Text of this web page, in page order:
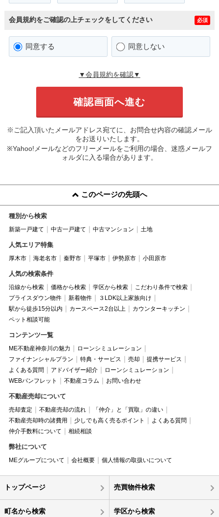
会員規約をご確認の上チェックをしてください 必須
同意する 同意しない
▼会員規約を確認▼
※ご記入頂いたメールアドレス宛てに、お問合せ内容の確認メール
をお送りいたします。
※Yahoo!メールなどのフリーメールをご利用の場合、迷惑メールフ
ォルダに入る場合があります。
このページの先頭へ
種別から検索
新築一戸建て 中古一戸建て 中古マンション 土地
人気エリア特集
厚木市 海老名市 秦野市 平塚市 伊勢原市 小田原市
人気の検索条件
沿線から検索 価格から検索 学区から検索
こだわり条件で検索
プライスダウン物件
新着物件
３LDK以上家族向け
駅から徒歩15分以内
カースペース2台以上
カウンターキッチン
ペット相談可能
コンテンツ一覧
ME不動産神奈川の魅力
ローンシミュレーション
ファイナンシャルプラン
特典・サービス 売却
提携サービス
よくある質問
アドバイザー紹介
ローンシミュレーション
WEBパンフレット
不動産コラム お問い合わせ
不動産売却について
売却査定 不動産売却の流れ
「仲介」と「買取」の違い
不動産売却時の諸費用
少しでも高く売るポイント
よくある質問
仲介手数料について
相続相談
弊社について
MEグループについて 会社概要 個人情報の取扱いについて
トップページ 売買物件検索
町名から検索 学区から検索